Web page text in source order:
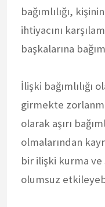
bağımlılığı,
ihtiyacını
başkalarına
İlişki bağımlılığı
girmekte
olarak aşırı
olmalarından
bir ilişki kurma
olumsuz